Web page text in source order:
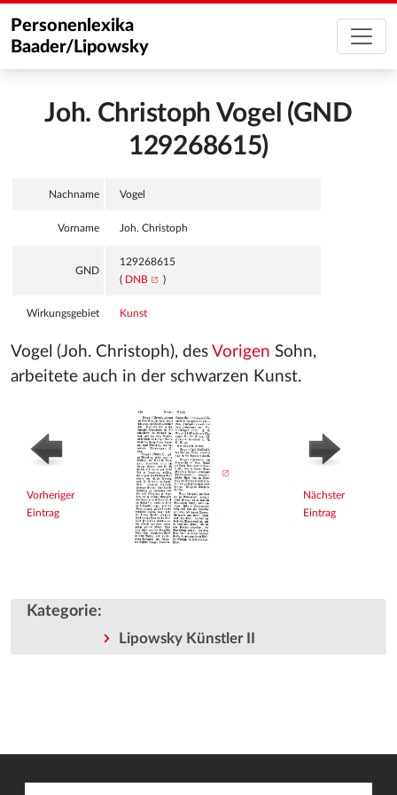
Personenlexika
Baader/Lipowsky
Joh. Christoph Vogel (GND
129268615)
Nachname Vogel
Vorname Joh. Christoph
GND
129268615
( DNB )
Wirkungsgebiet Kunst
Vogel (Joh. Christoph), des Vorigen Sohn,
arbeitete auch in der schwarzen Kunst.
Vorheriger
Eintrag
Nächster
Eintrag
Kategorie:
Lipowsky Künstler II